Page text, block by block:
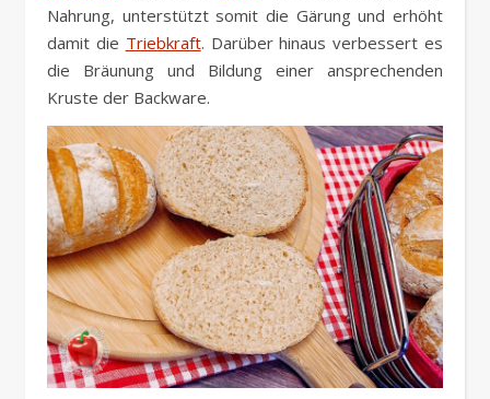
Nahrung, unterstützt somit die Gärung und erhöht
damit die Triebkraft. Darüber hinaus verbessert es
die Bräunung und Bildung einer ansprechenden
Kruste der Backware.